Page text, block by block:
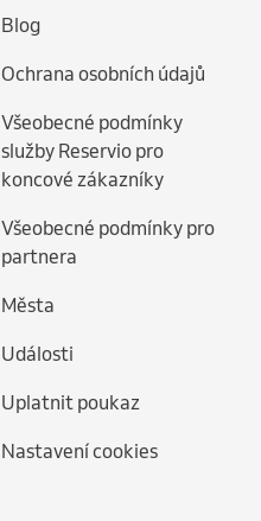
Blog
Ochrana osobních údajů
Všeobecné podmínky
služby Reservio pro
koncové zákazníky
Všeobecné podmínky pro
partnera
Města
Události
Uplatnit poukaz
Nastavení cookies